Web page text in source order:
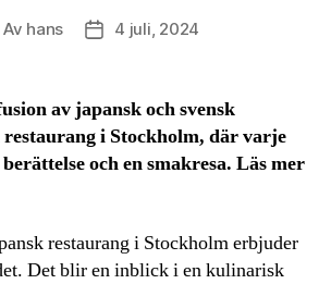
Av hans Inläggsdatum
4 juli, 2024
av japansk och svensk
i Stockholm, där varje
och en smakresa. Läs mer
restaurang i Stockholm erbjuder
Det blir en inblick i en kulinarisk